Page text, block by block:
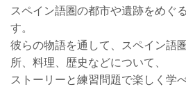
スペイン語圏の都市や遺跡をめぐ
す。
彼らの物語を通して、スペイン語
所、料理、歴史などについて、
ストーリーと練習問題で楽しく学べ